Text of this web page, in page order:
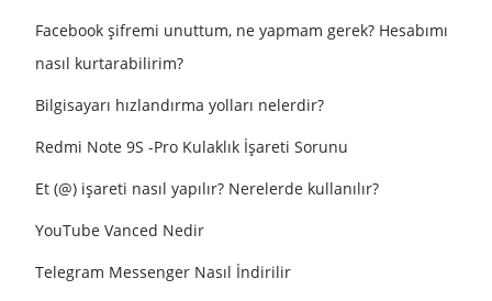
Facebook şifremi unuttum, ne yapmam gerek? Hesabımı
nasıl kurtarabilirim?
Bilgisayarı hızlandırma yolları nelerdir?
Redmi Note 9S -Pro Kulaklık İşareti Sorunu
Et (@) işareti nasıl yapılır? Nerelerde kullanılır?
YouTube Vanced Nedir
Telegram Messenger Nasıl İndirilir